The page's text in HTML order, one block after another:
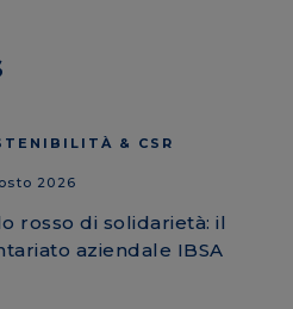
& CSR
2026
rosso di solidarietà: il
aziendale IBSA